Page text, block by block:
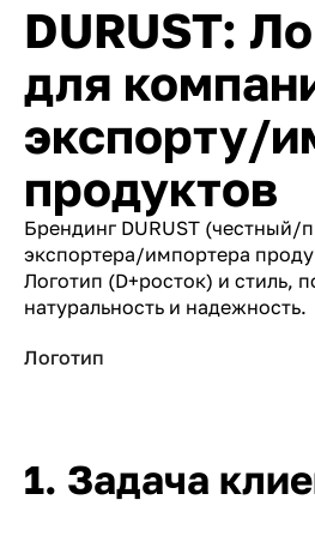
DURUST:
для
экспорту/
продуктов
Брендинг DURUST (честный/
экспортера/импортера
Логотип (D+росток) и стиль,
натуральность и надежность.
Логотип
1. Задача